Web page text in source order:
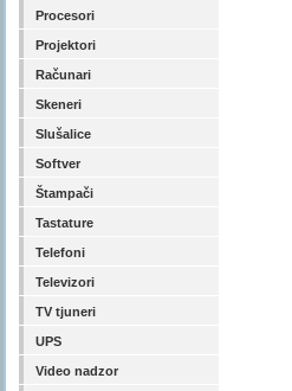
Procesori
Projektori
Računari
Skeneri
Slušalice
Softver
Štampači
Tastature
Telefoni
Televizori
TV tjuneri
UPS
Video nadzor